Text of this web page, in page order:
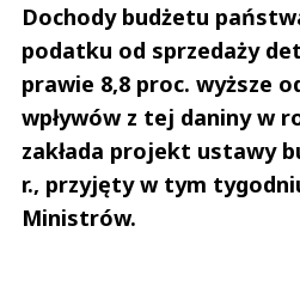
Dochody budżetu
podatku od sprzedaży
prawie 8,8 proc. wyższe
wpływów z tej daniny w
zakłada projekt ustawy
r., przyjęty w tym
Ministrów.